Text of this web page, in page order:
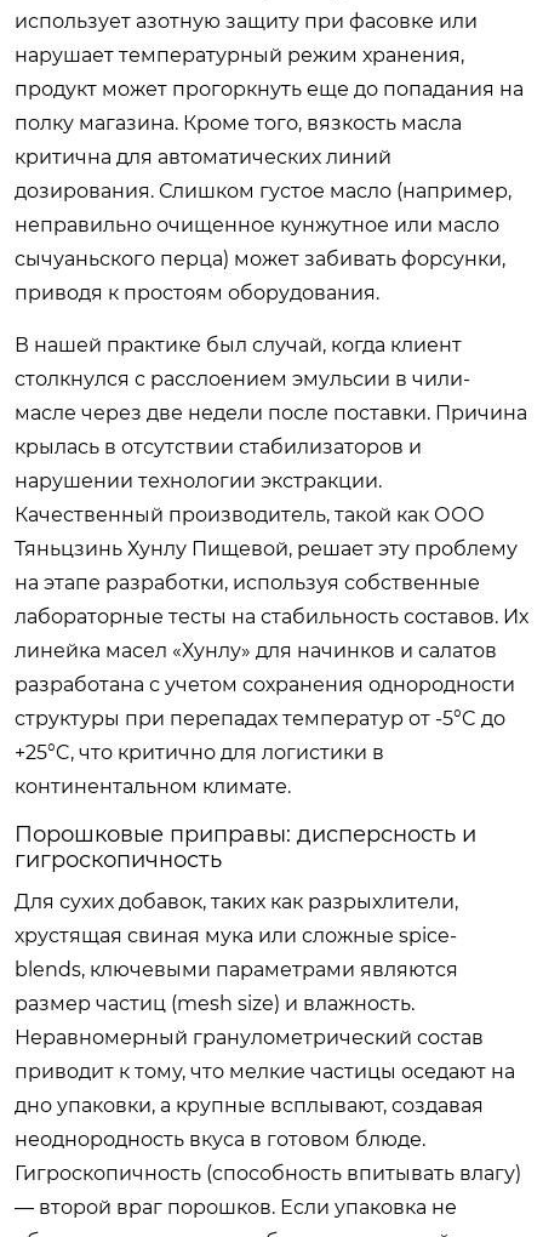
использует азотную защиту при фасовке или
нарушает температурный режим хранения,
продукт может прогоркнуть еще до попадания на
полку магазина. Кроме того, вязкость масла
критична для автоматических линий
дозирования. Слишком густое масло (например,
неправильно очищенное кунжутное или масло
сычуаньского перца) может забивать форсунки,
приводя к простоям оборудования.
В нашей практике был случай, когда клиент
столкнулся с расслоением эмульсии в чили-
масле через две недели после поставки. Причина
крылась в отсутствии стабилизаторов и
нарушении технологии экстракции.
Качественный производитель, такой как ООО
Тяньцзинь Хунлу Пищевой, решает эту проблему
на этапе разработки, используя собственные
лабораторные тесты на стабильность составов. Их
линейка масел «Хунлу» для начинков и салатов
разработана с учетом сохранения однородности
структуры при перепадах температур от -5°C до
+25°C, что критично для логистики в
континентальном климате.
Порошковые приправы: дисперсность и
гигроскопичность
Для сухих добавок, таких как разрыхлители,
хрустящая свиная мука или сложные spice-
blends, ключевыми параметрами являются
размер частиц (mesh size) и влажность.
Неравномерный гранулометрический состав
приводит к тому, что мелкие частицы оседают на
дно упаковки, а крупные всплывают, создавая
неоднородность вкуса в готовом блюде.
Гигроскопичность (способность впитывать влагу)
— второй враг порошков. Если упаковка не